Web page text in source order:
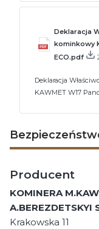
Deklaracja
kominkowy
ECO.pdf
Deklaracja
KAWMET W17
Producent
KOMINERA
A.BEREZDETSKYI
Krakowska 11